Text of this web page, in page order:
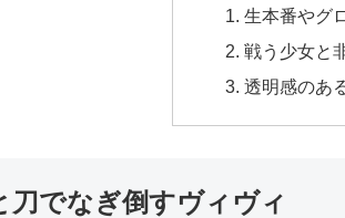
生本番やグ
戦う少女と
透明感のあ
刀でなぎ倒すヴィヴィ